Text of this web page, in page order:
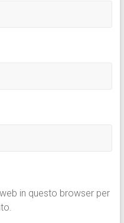
in questo browser per